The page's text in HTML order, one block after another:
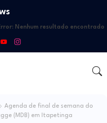
Nenhum resultado encontrado
Agenda de final de semana do
(MDB) em Itapetinga